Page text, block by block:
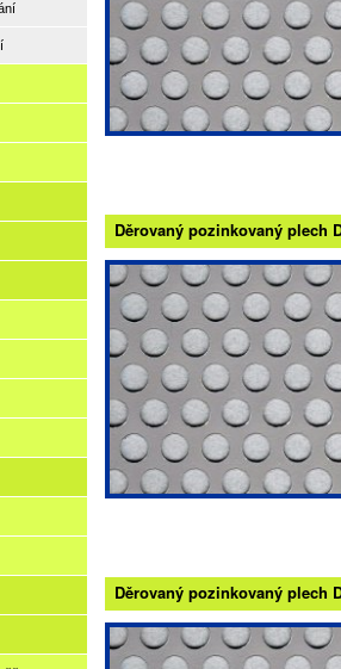
Děrovaný pozinkovaný plech
Děrovaný pozinkovaný plech